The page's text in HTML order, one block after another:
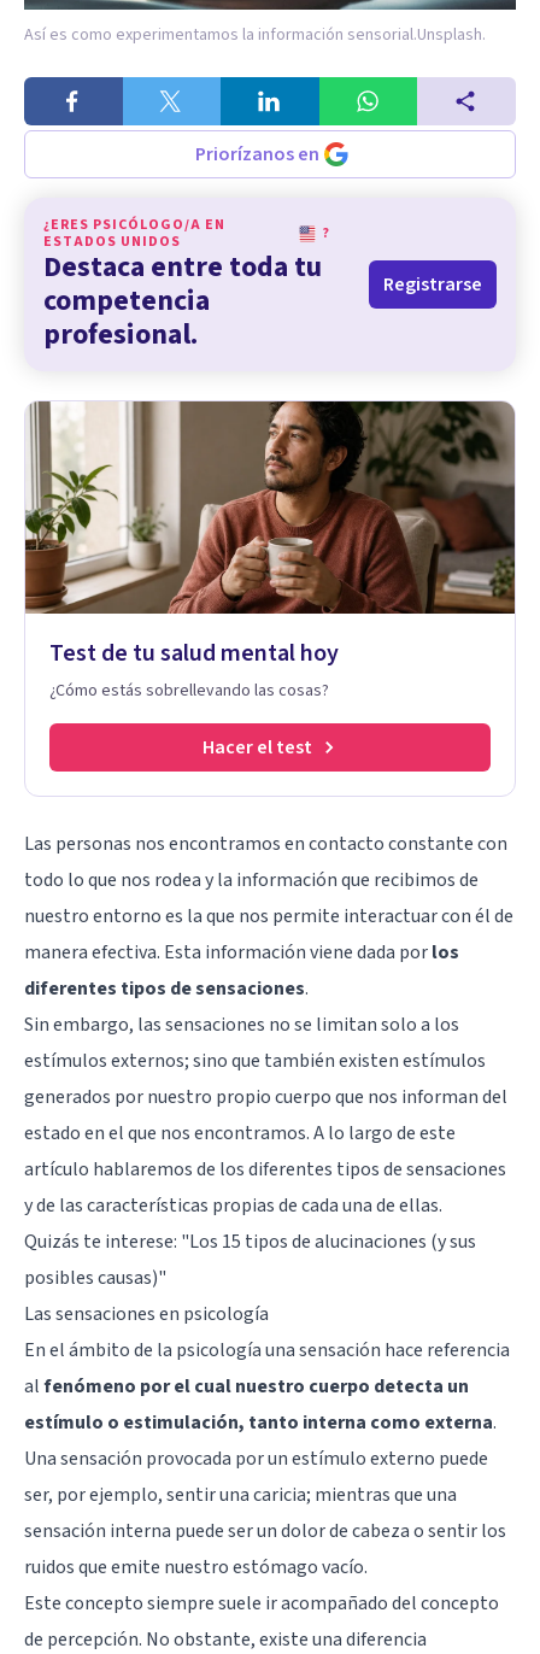
Así es como experimentamos la información sensorial.Unsplash.
Priorízanos en
¿ERES PSICÓLOGO/A EN
ESTADOS UNIDOS
?
Destaca entre toda tu
competencia
profesional.
Registrarse
Test de tu salud mental hoy
¿Cómo estás sobrellevando las cosas?
Hacer el test
Las personas nos encontramos en contacto constante con
todo lo que nos rodea y la información que recibimos de
nuestro entorno es la que nos permite interactuar con él de
manera efectiva. Esta información viene dada porlos
diferentes tipos de sensaciones.
Sin embargo, las sensaciones no se limitan solo a los
estímulos externos; sino que también existen estímulos
generados por nuestro propio cuerpo que nos informan del
estado en el que nos encontramos. A lo largo de este
artículo hablaremos de los diferentes tipos de sensaciones
y de las características propias de cada una de ellas.
Quizás te interese: "Los 15 tipos de alucinaciones (y sus
posibles causas)"
Las sensaciones en psicología
En el ámbito de la psicología una sensación hace referencia
alfenómeno por el cual nuestro cuerpo detecta un
estímulo o estimulación, tanto interna como externa.
Una sensación provocada por un estímulo externo puede
ser, por ejemplo, sentir una caricia; mientras que una
sensación interna puede ser un dolor de cabeza o sentir los
ruidos que emite nuestro estómago vacío.
Este concepto siempre suele ir acompañado del concepto
de percepción. No obstante, existe una diferencia